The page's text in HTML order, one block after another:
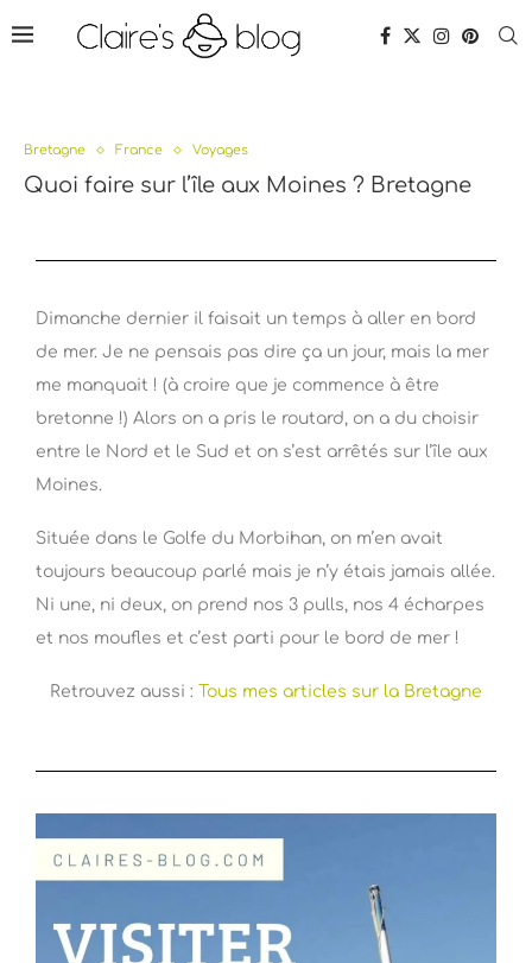
Bretagne France Voyages
Quoi faire sur l’île aux Moines ? Bretagne
Dimanche dernier il faisait un temps à aller en bord
de mer. Je ne pensais pas dire ça un jour, mais la mer
me manquait ! (à croire que je commence à être
bretonne !) Alors on a pris le routard, on a du choisir
entre le Nord et le Sud et on s’est arrêtés sur l’île aux
Moines.
Située dans le Golfe du Morbihan, on m’en avait
toujours beaucoup parlé mais je n’y étais jamais allée.
Ni une, ni deux, on prend nos 3 pulls, nos 4 écharpes
et nos moufles et c’est parti pour le bord de mer !
Retrouvez aussi : Tous mes articles sur la Bretagne